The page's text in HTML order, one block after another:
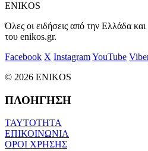
ENIKOS
Όλες οι ειδήσεις από την Ελλάδα
του enikos.gr.
Facebook X InstagramYouTube
© 2026 ENIKOS
ΠΛΟΗΓΗΣΗ
ΤΑΥΤΟΤΗΤΑ
ΕΠΙΚΟΙΝΩΝΙΑ
ΟΡΟΙ ΧΡΗΣΗΣ